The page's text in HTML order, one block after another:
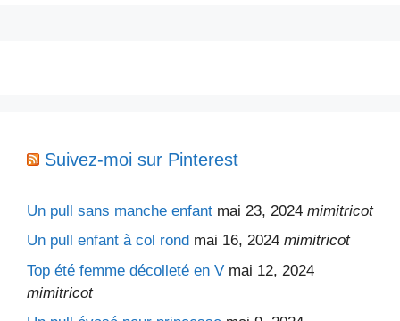
Suivez-moi sur Pinterest
Un pull sans manche enfant mai 23, 2024 mimitricot
Un pull enfant à col rond mai 16, 2024 mimitricot
Top été femme décolleté en V mai 12, 2024
mimitricot